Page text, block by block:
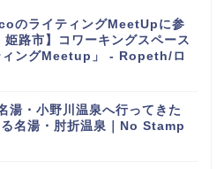
のライティングMeetUpに参
姫路市】コワーキングスペース
ングMeetup」 - Ropeth/ロ
湯・小野川温泉へ行ってきた
名湯・肘折温泉｜No Stamp